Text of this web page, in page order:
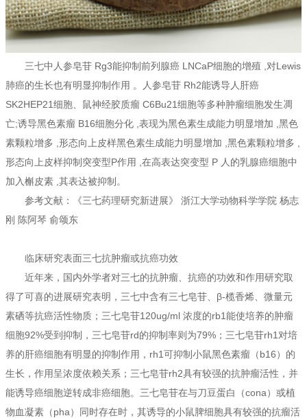
三七中人参皂苷 Rg3能抑制前列腺癌 LNCaP细胞的增殖 ,对Lewis
肺癌的生长也有明显抑制作用 。人参皂苷 Rh2能诱导人肝癌
SK2HEP21细胞、鼠神经胶质瘤 C6Bu21细胞等多种肿瘤细胞发生凋
亡;诱导黑色素瘤 B16细胞分化 ,表现为黑色素生成能力明显增加 ,黑色
素颗粒增多 ,形态向上皮样黑色素生成能力明显增加 ,黑色素颗粒增多 ,
形态向上皮样抑制突变型P作用 ,在高表达突变型 P 人的乳腺癌细胞中
加入槲皮素 ,其表达被抑制。
参考文献：《三七药理研究新进展》 浙江大学动物科学学院 杨志
刚 陈阿琴 俞颂东
临床研究表面三七抗肿瘤或抗癌功效
近年来，国内外学者对三七的抗肿瘤、抗癌的功效和作用研究取
得了可喜的进展研究表明，三七中含有三七皂苷、β-榄香烯、微量元
素硒等抗癌活性物质；三七皂苷120ug/ml 浓度的rb1能使培养的肿瘤
细胞92%受到抑制，三七皂苷rd的抑制率则为79%；三七皂苷rh1对培
养的肝癌细胞有明显的抑制作用，rh1可抑制小鼠黑色素瘤（b16）的
生长，作用呈浓度依赖关系；三七皂苷rh2具有较强的抗肿瘤活性，并
能诱导癌细胞逆转成非癌细胞。三七皂苷在与刀豆蛋白（cona）或植
物血凝素（pha）同时存在时，其诱导的小鼠脾细胞具有较强的抗瘤活